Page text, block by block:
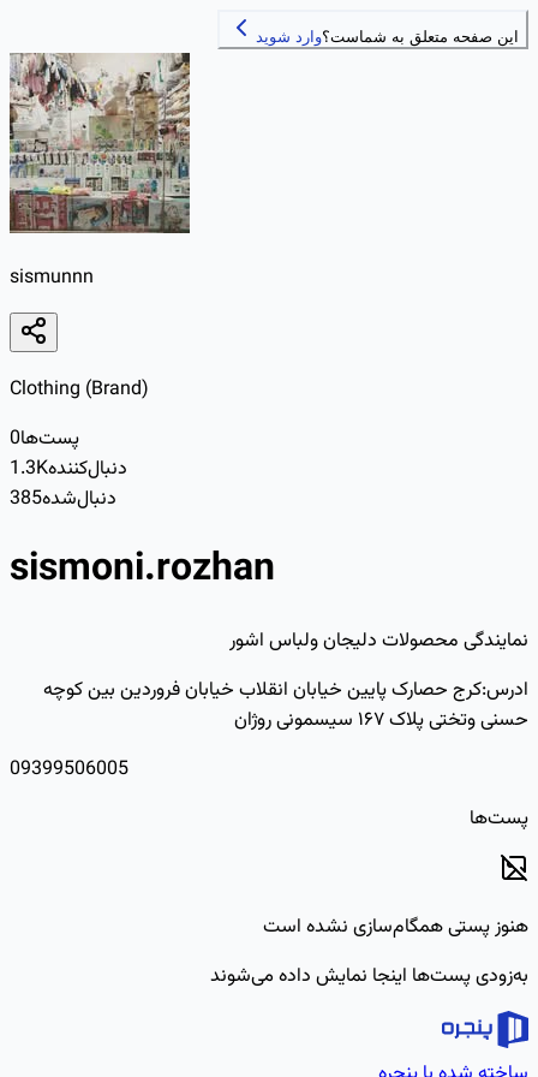
این صفحه متعلق به شماست؟وارد شوید
sismunnn
Clothing (Brand)
0پست‌ها
1.3Kدنبال‌کننده
385دنبال‌شده
sismoni.rozhan
نمایندگی محصولات دلیجان ولباس اشور
ادرس:کرج حصارک پایین خیابان انقلاب خیابان فروردین بین کوچه
حسنی وتختی پلاک ۱۶۷ سیسمونی روژان
09399506005
پست‌ها
هنوز پستی همگام‌سازی نشده است
به‌زودی پست‌ها اینجا نمایش داده می‌شوند